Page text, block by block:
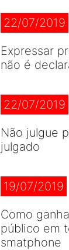
22/07/2019
Expressar
não é
22/07/2019
Não julgue
julgado
19/07/2019
Como
público em
smatphone